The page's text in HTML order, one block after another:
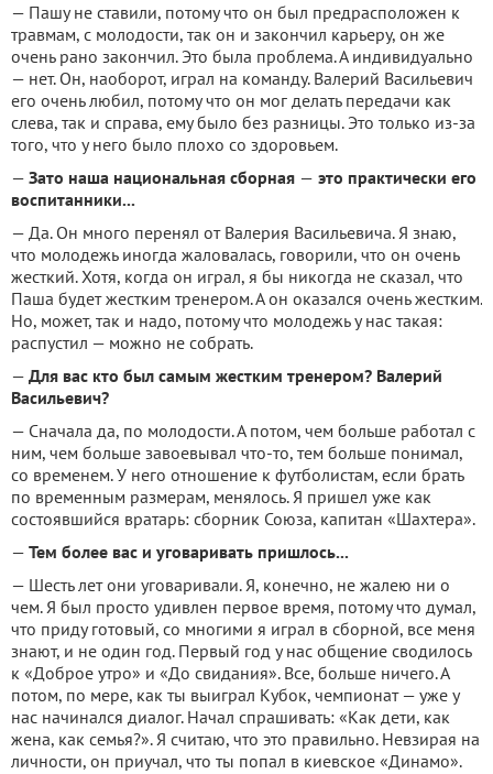
— Пашу не ставили, потому что он был предрасположен к
травмам, с молодости, так он и закончил карьеру, он же
очень рано закончил. Это была проблема. А индивидуально
— нет. Он, наоборот, играл на команду. Валерий Васильевич
его очень любил, потому что он мог делать передачи как
слева, так и справа, ему было без разницы. Это только из-за
того, что у него было плохо со здоровьем.
— Зато наша национальная сборная — это практически его
воспитанники...
— Да. Он много перенял от Валерия Васильевича. Я знаю,
что молодежь иногда жаловалась, говорили, что он очень
жесткий. Хотя, когда он играл, я бы никогда не сказал, что
Паша будет жестким тренером. А он оказался очень жестким.
Но, может, так и надо, потому что молодежь у нас такая:
распустил — можно не собрать.
— Для вас кто был самым жестким тренером? Валерий
Васильевич?
— Сначала да, по молодости. А потом, чем больше работал с
ним, чем больше завоевывал что-то, тем больше понимал,
со временем. У него отношение к футболистам, если брать
по временным размерам, менялось. Я пришел уже как
состоявшийся вратарь: сборник Союза, капитан «Шахтера».
— Тем более вас и уговаривать пришлось...
— Шесть лет они уговаривали. Я, конечно, не жалею ни о
чем. Я был просто удивлен первое время, потому что думал,
что приду готовый, со многими я играл в сборной, все меня
знают, и не один год. Первый год у нас общение сводилось
к «Доброе утро» и «До свидания». Все, больше ничего. А
потом, по мере, как ты выиграл Кубок, чемпионат — уже у
нас начинался диалог. Начал спрашивать: «Как дети, как
жена, как семья?». Я считаю, что это правильно. Невзирая на
личности, он приучал, что ты попал в киевское «Динамо».